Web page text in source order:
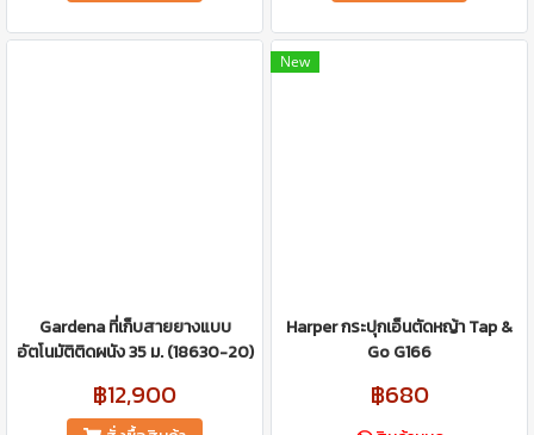
Gardena ที่เก็บสายยางแบบ
อัตโนมัติติดผนัง 35 ม. (18630-20)
฿12,900
New
Harper กระปุกเอ็นตัดหญ้า Tap &
Go G166
฿680